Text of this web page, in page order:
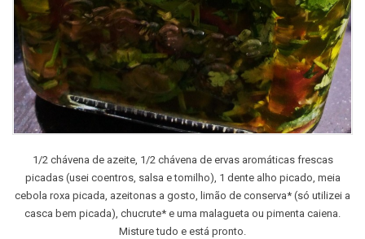
1/2 chávena de azeite, 1/2 chávena de ervas aromáticas frescas
picadas (usei coentros, salsa e tomilho), 1 dente alho picado, meia
cebola roxa picada, azeitonas a gosto, limão de conserva* (só utilizei a
casca bem picada), chucrute* e uma malagueta ou pimenta caiena.
Misture tudo e está pronto.